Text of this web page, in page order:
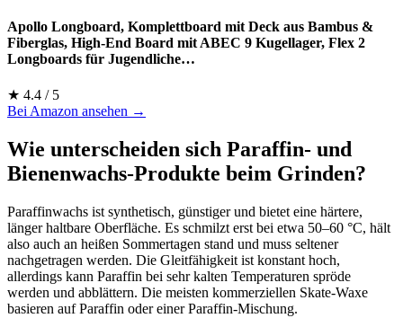
Apollo Longboard, Komplettboard mit Deck aus Bambus &
Fiberglas, High-End Board mit ABEC 9 Kugellager, Flex 2
Longboards für Jugendliche…
★ 4.4 / 5
Bei Amazon ansehen →
Wie unterscheiden sich Paraffin- und
Bienenwachs-Produkte beim Grinden?
Paraffinwachs ist synthetisch, günstiger und bietet eine härtere,
länger haltbare Oberfläche. Es schmilzt erst bei etwa 50–60 °C, hält
also auch an heißen Sommertagen stand und muss seltener
nachgetragen werden. Die Gleitfähigkeit ist konstant hoch,
allerdings kann Paraffin bei sehr kalten Temperaturen spröde
werden und abblättern. Die meisten kommerziellen Skate-Waxe
basieren auf Paraffin oder einer Paraffin-Mischung.